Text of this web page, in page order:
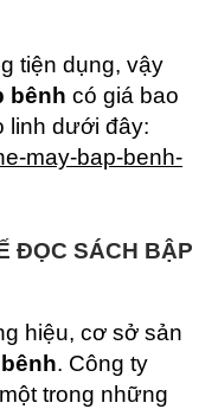
tiện dụng, vậy
bênh có giá bao
linh dưới đây:
may-bap-benh-
ĐỌC SÁCH BẬP
hiệu, cơ sở sản
. Công ty
trong những